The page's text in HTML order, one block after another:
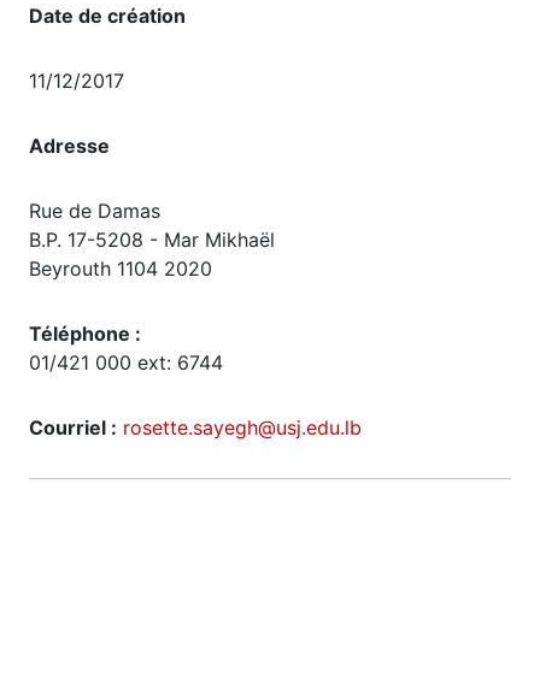
Date de création
11/12/2017
Adresse
Rue de Damas
B.P. 17-5208 - Mar Mikhaël
Beyrouth 1104 2020
Téléphone :
01/421 000 ext: 6744
Courriel : rosette.sayegh@usj.edu.lb